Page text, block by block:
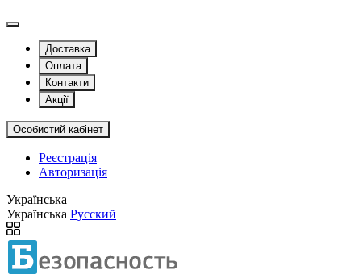
Доставка
Оплата
Контакти
Акції
Особистий кабінет
Реєстрація
Авторизація
Українська
Українська Русский